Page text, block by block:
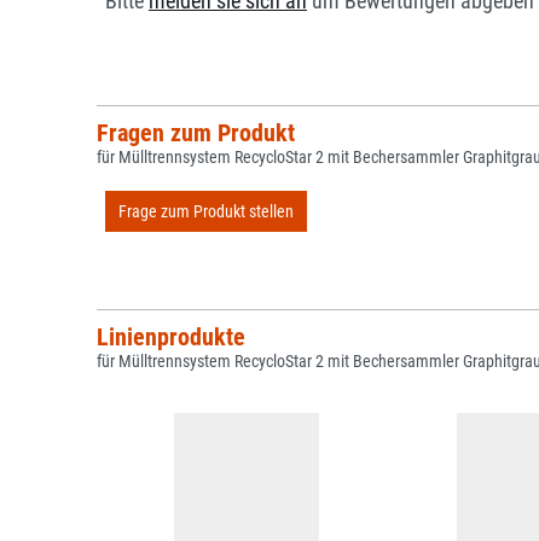
Fragen zum Produkt
für Mülltrennsystem RecycloStar 2 mit Bechersammler Graphitgrau
Frage zum Produkt stellen
Linienprodukte
für Mülltrennsystem RecycloStar 2 mit Bechersammler Graphitgrau